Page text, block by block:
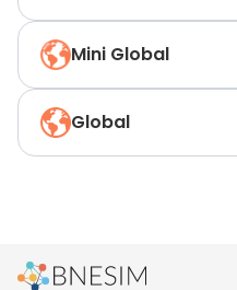
Mini Global
Global